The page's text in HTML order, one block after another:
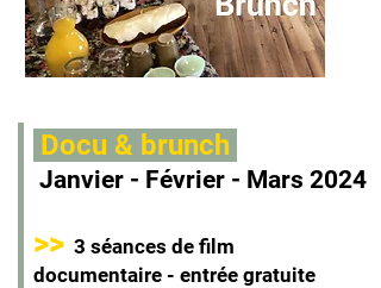
Docu & brunch
Janvier - Février - Mars 2024
>> 3 séances de film
documentaire - entrée gratuite